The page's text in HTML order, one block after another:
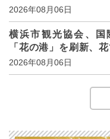
2026年08月06日
横浜市観光協会、国
「花の港」を刷新、
2026年08月06日